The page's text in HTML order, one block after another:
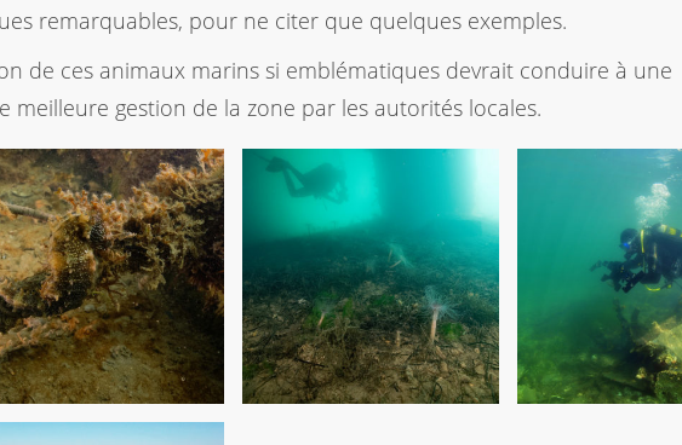
remarquables, pour ne citer que quelques exemples.
de ces animaux marins si emblématiques devrait conduire à une
gestion de la zone par les autorités locales.